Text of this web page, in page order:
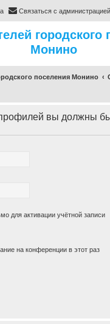
Связаться с администрацией
городского
Монино
поселения Монино
вы должны
для активации учётной записи
на конференции в этот раз